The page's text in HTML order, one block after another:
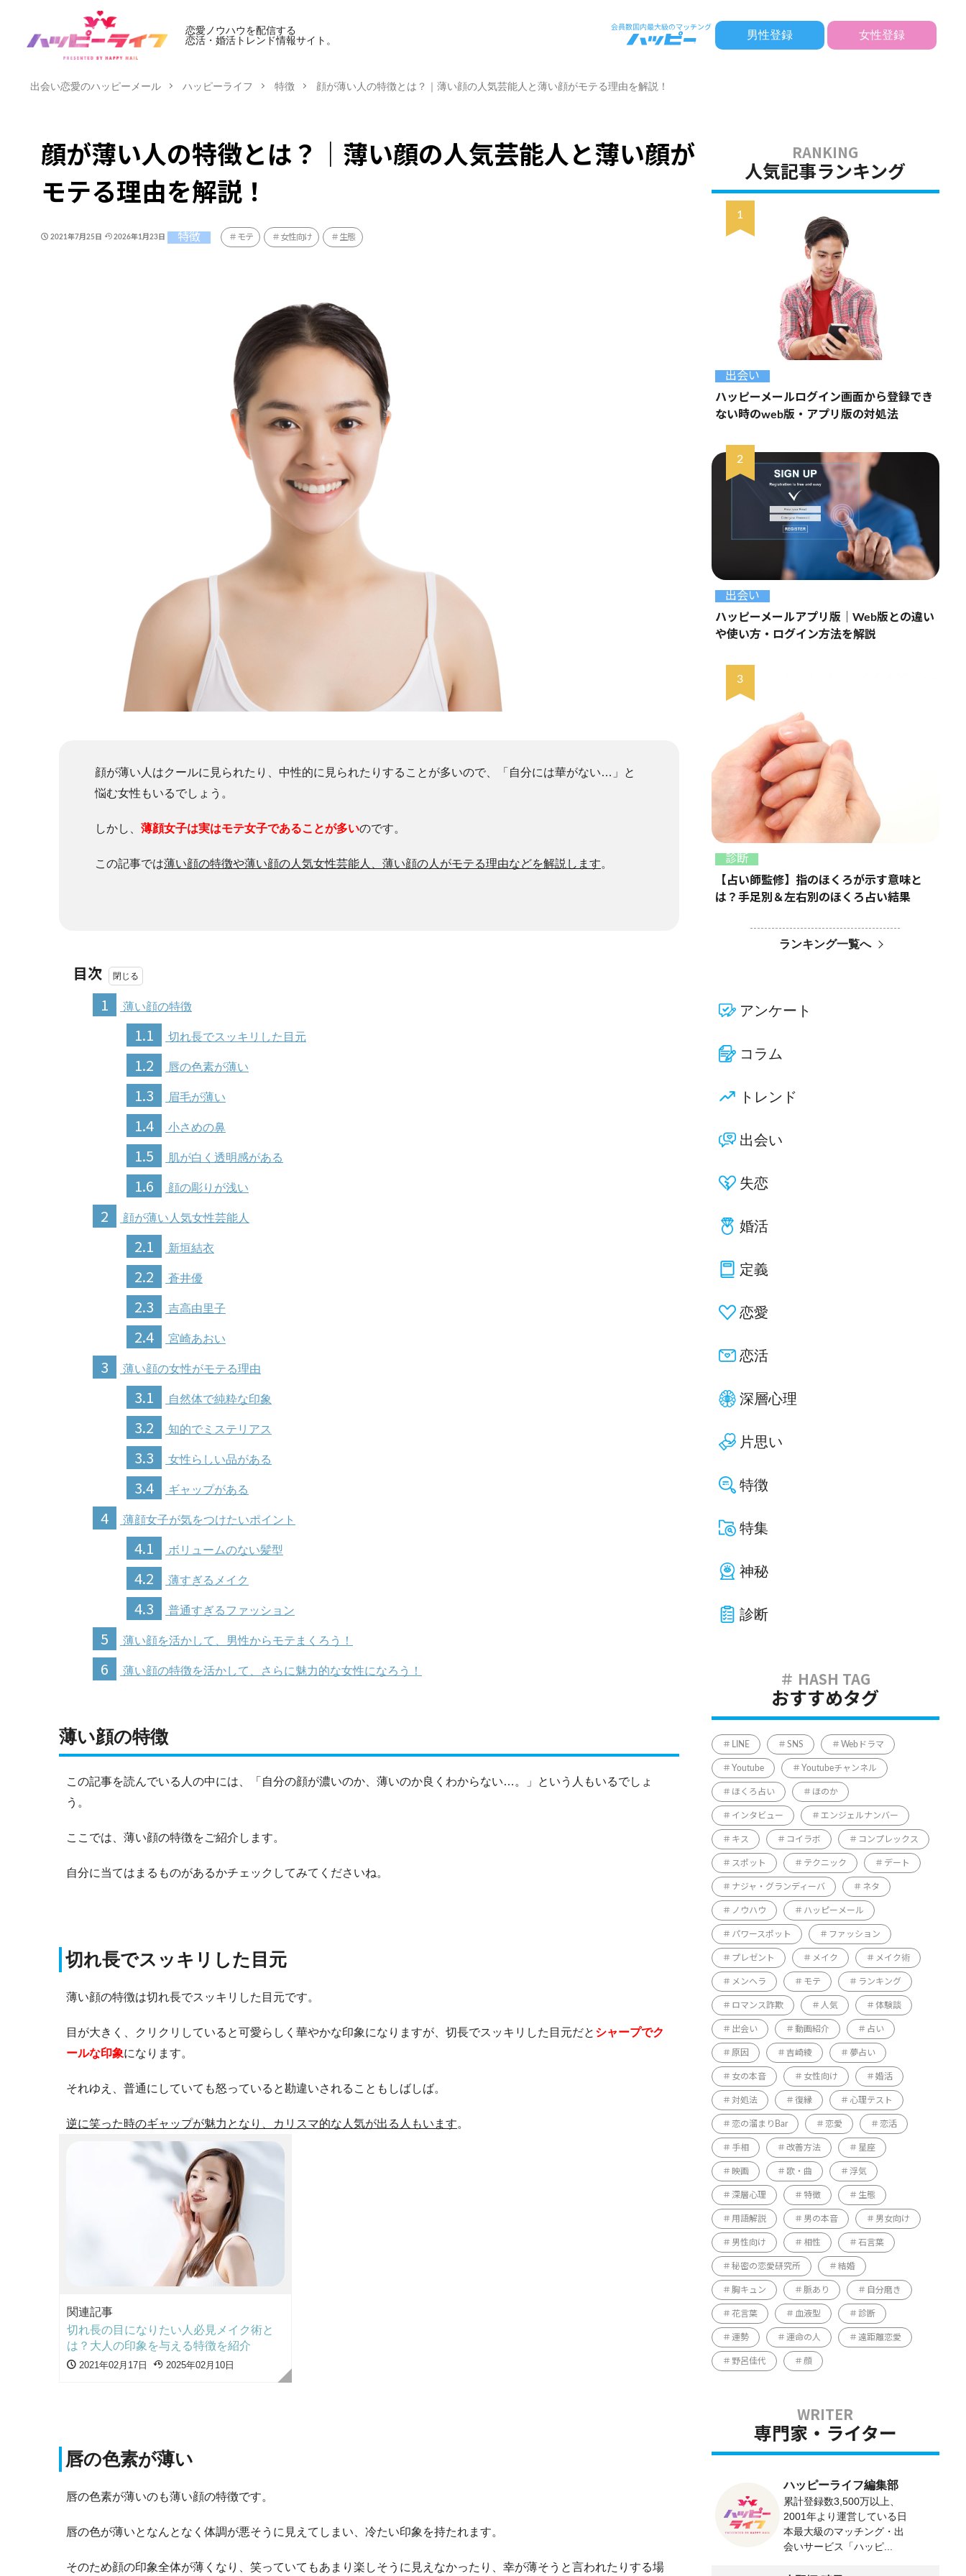
恋愛ノウハウを配信する
恋活・婚活トレンド情報サイト。
男性登録 女性登録
出会い恋愛のハッピーメール ハッピーライフ 特徴 顔が薄い人の特徴とは？｜薄い顔の人気芸能人と薄い顔がモテる理由を解説！
顔が薄い人の特徴とは？｜薄い顔の人気芸能人と薄い顔が
モテる理由を解説！
2021年7月25日 2026年1月23日 特徴 モテ 女性向け 生態
顔が薄い人はクールに見られたり、中性的に見られたりすることが多いので、「自分には華がない…」と
悩む女性もいるでしょう。
しかし、 薄顔女子は実はモテ女子であることが多いのです。
この記事では薄い顔の特徴や薄い顔の人気女性芸能人、薄い顔の人がモテる理由などを解説します。
目次
1
薄い顔の特徴
1.1 切れ長でスッキリした目元
1.2 唇の色素が薄い
1.3 眉毛が薄い
1.4 小さめの鼻
1.5 肌が白く透明感がある
1.6 顔の彫りが浅い
2 顔が薄い人気女性芸能人
2.1 新垣結衣
2.2 蒼井優
2.3 吉高由里子
2.4 宮崎あおい
3 薄い顔の女性がモテる理由
3.1 自然体で純粋な印象
3.2 知的でミステリアス
3.3 女性らしい品がある
3.4 ギャップがある
4 薄顔女子が気をつけたいポイント
4.1 ボリュームのない髪型
4.2 薄すぎるメイク
4.3 普通すぎるファッション
5 薄い顔を活かして、男性からモテまくろう！
6 薄い顔の特徴を活かして、さらに魅力的な女性になろう！
薄い顔の特徴
この記事を読んでいる人の中には、「自分の顔が濃いのか、薄いのか良くわからない…。」という人もいるでしょ
う。
ここでは、薄い顔の特徴をご紹介します。
自分に当てはまるものがあるかチェックしてみてくださいね。
切れ長でスッキリした目元
薄い顔の特徴は切れ長でスッキリした目元です。
目が大きく、クリクリしていると可愛らしく華やかな印象になりますが、切長でスッキリした目元だと シャープでク
ールな印象になります。
それゆえ、普通にしていても怒っていると勘違いされることもしばしば。
逆に笑った時のギャップが魅力となり、カリスマ的な人気が出る人もいます。
関連記事
切れ長の目になりたい人必見メイク術と
は？大人の印象を与える特徴を紹介
2021年02月17日 2025年02月10日
唇の色素が薄い
唇の色素が薄いのも薄い顔の特徴です。
唇の色が薄いとなんとなく体調が悪そうに見えてしまい、冷たい印象を持たれます。
そのため顔の印象全体が薄くなり、笑っていてもあまり楽しそうに見えなかったり、幸が薄そうと言われたりする場
人気記事ランキング
出会い
ハッピーメールログイン画面から登録でき
ない時のweb版・アプリ版の対処法
出会い
ハッピーメールアプリ版｜Web版との違い
や使い方・ログイン方法を解説
診断
【占い師監修】指のほくろが示す意味と
は？手足別＆左右別のほくろ占い結果
ランキング一覧へ
アンケート
コラム
トレンド
出会い
失恋
婚活
定義
恋愛
恋活
深層心理
片思い
特徴
特集
神秘
診断
おすすめタグ
LINE SNS Webドラマ
Youtube Youtubeチャンネル
ほくろ占い ほのか
インタビュー エンジェルナンバー
キス コイラボ コンプレックス
スポット テクニック デート
ナジャ・グランディーバ ネタ
ノウハウ ハッピーメール
パワースポット ファッション
プレゼント メイク メイク術
メンヘラ モテ ランキング
ロマンス詐欺 人気 体験談
出会い 動画紹介 占い
原因 吉崎綾 夢占い
女の本音 女性向け 婚活
対処法 復縁 心理テスト
恋の溜まりBar 恋愛 恋活
手相 改善方法 星座
映画 歌・曲 浮気
深層心理 特徴 生態
用語解説 男の本音 男女向け
男性向け 相性 石言葉
秘密の恋愛研究所 結婚
胸キュン 脈あり 自分磨き
花言葉 血液型 診断
運勢 運命の人 遠距離恋愛
野呂佳代 顔
専門家・ライター
ハッピーライフ編集部
累計登録数3,500万以上、
2001年より運営している日
本最大級のマッチング・出
会いサービス「ハッピ...